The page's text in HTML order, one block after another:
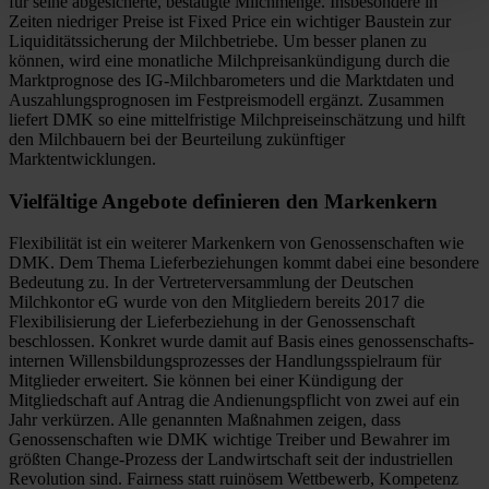
Zeiten niedriger Preise ist Fixed Price ein wichtiger Baustein zur
Liquiditätssicherung der Milchbetriebe. Um besser planen zu
können, wird eine monatliche Milchpreisankündigung durch die
Marktprognose des IG-Milchbarometers und die Marktdaten und
Auszahlungsprognosen im Festpreismodell ergänzt. Zusammen
liefert DMK so eine mittelfristige Milchpreiseinschätzung und hilft
den Milchbauern bei der Beurteilung zukünftiger
Marktentwicklungen.
Vielfältige Angebote definieren den Markenkern
Flexibilität ist ein weiterer Markenkern von Genossenschaften wie
DMK. Dem Thema Lieferbeziehungen kommt dabei eine besondere
Bedeutung zu. In der Vertreterversammlung der Deutschen
Milchkontor eG wurde von den Mitgliedern bereits 2017 die
Flexibilisierung der Lieferbeziehung in der Genossenschaft
beschlossen. Konkret wurde damit auf Basis eines genossenschafts-
internen Willensbildungsprozesses der Handlungsspielraum für
Mitglieder erweitert. Sie können bei einer Kündigung der
Mitgliedschaft auf Antrag die Andienungspflicht von zwei auf ein
Jahr verkürzen. Alle genannten Maßnahmen zeigen, dass
Genossenschaften wie DMK wichtige Treiber und Bewahrer im
größten Change-Prozess der Landwirtschaft seit der industriellen
Revolution sind. Fairness statt ruinösem Wettbewerb, Kompetenz